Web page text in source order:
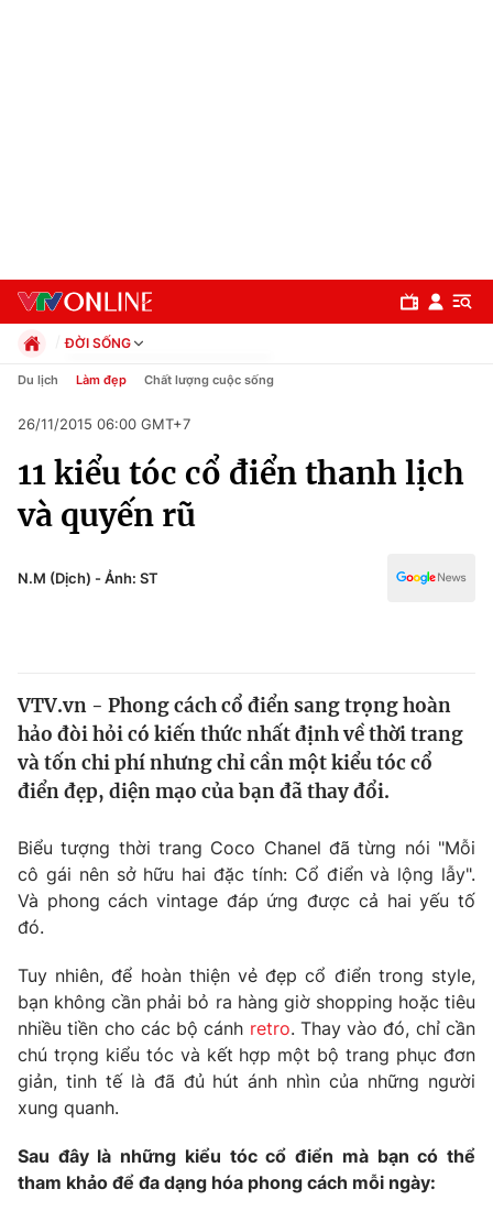
Chuyên mục
Chính trị
Thế giới
Tin tức
Thế giới đó đây
Câu chuyện quốc tế
Tài chính
Thị trường
Dữ liệu và đời sống
Phim VTV
Hậu trường
Nhân vật
Khán giả
Giải sao mai
Giải trí
Điện ảnh
Âm nhạc
Sao
Đời sống
Du lịch
Làm đẹp
Tuyển sinh
ĐỜI SỐNG
Chính trị
Pháp luật
Kinh tế
Thể thao
Truyền hình
Y tế
Du lịch Làm đẹp Chất lượng cuộc sống
26/11/2015 06:00 GMT+7
11 kiểu tóc cổ điển thanh lịch
và quyến rũ
N.M (Dịch) - Ảnh: ST
VTV.vn - Phong cách cổ điển sang trọng hoàn
hảo đòi hỏi có kiến thức nhất định về thời trang
và tốn chi phí nhưng chỉ cần một kiểu tóc cổ
điển đẹp, diện mạo của bạn đã thay đổi.
Biểu tượng thời trang Coco Chanel đã từng nói "Mỗi
cô gái nên sở hữu hai đặc tính: Cổ điển và lộng lẫy".
Và phong cách vintage đáp ứng được cả hai yếu tố
đó.
Tuy nhiên, để hoàn thiện vẻ đẹp cổ điển trong style,
bạn không cần phải bỏ ra hàng giờ shopping hoặc tiêu
nhiều tiền cho các bộ cánh retro. Thay vào đó, chỉ cần
chú trọng kiểu tóc và kết hợp một bộ trang phục đơn
giản, tinh tế là đã đủ hút ánh nhìn của những người
xung quanh.
Sau đây là những kiểu tóc cổ điển mà bạn có thể
tham khảo để đa dạng hóa phong cách mỗi ngày: